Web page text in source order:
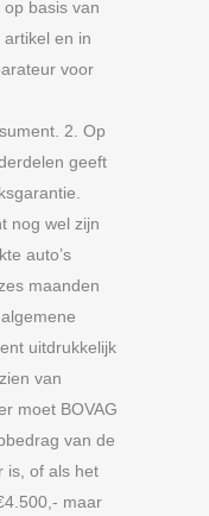
basis van
en in
voor
2. Op
geeft
nog wel zijn
auto’s
maanden
uitdrukkelijk
van
moet BOVAG
van de
is, of als het
maar